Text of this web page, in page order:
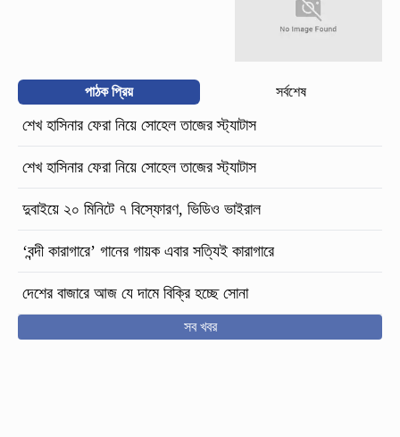
পাঠক প্রিয় সর্বশেষ
শেখ হাসিনার ফেরা নিয়ে সোহেল তাজের স্ট্যাটাস
শেখ হাসিনার ফেরা নিয়ে সোহেল তাজের স্ট্যাটাস
দুবাইয়ে ২০ মিনিটে ৭ বিস্ফোরণ, ভিডিও ভাইরাল
‘বন্দী কারাগারে’ গানের গায়ক এবার সত্যিই কারাগারে
দেশের বাজারে আজ যে দামে বিক্রি হচ্ছে সোনা
সব খবর